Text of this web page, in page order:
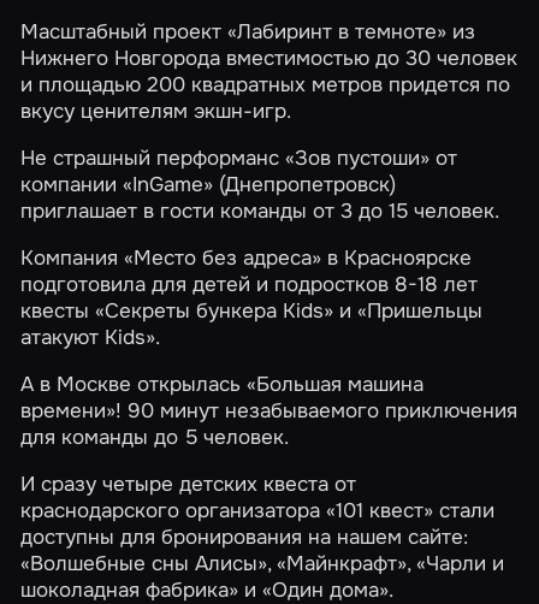
Масштабный проект«Лабиринт в темноте» из
Нижнего Новгорода вместимостью до 30 человек
и площадью 200 квадратных метров придется по
вкусу ценителям экшн-игр.
Не страшный перформанс«Зов пустоши» от
компании«InGame» (Днепропетровск)
приглашает в гости команды от 3 до 15 человек.
Компания«Место без адреса» в Красноярске
подготовила для детей и подростков 8-18 лет
квесты«Секреты бункера Kids» и«Пришельцы
атакуют Kids».
А в Москве открылась«Большая машина
времени»! 90 минут незабываемого приключения
для команды до 5 человек.
И сразу четыре детских квеста от
краснодарского организатора«101 квест» стали
доступны для бронирования на нашем сайте:
«Волшебные сны Алисы»,«Майнкрафт»,«Чарли и
шоколадная фабрика» и«Один дома».